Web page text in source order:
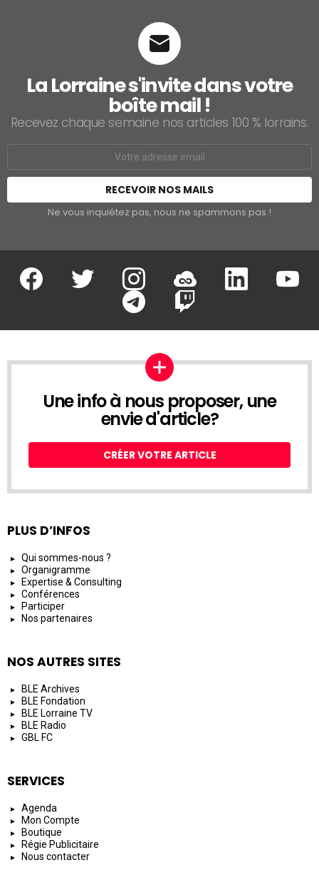
La Lorraine s'invite dans votre
boîte mail !
Recevez chaque semaine nos articles 100 % lorrains.
Email
Ne vous inquiétez pas, nous ne spammons pas !
Facebook Twitter Instagram Soundcloud Linkedin
Google Play App Store
Une info à nous proposer, une
envie d'article?
CRÉER VOTRE ARTICLE
PLUS D’INFOS
Qui sommes-nous ?
Organigramme
Expertise & Consulting
Conférences
Participer
Nos partenaires
NOS AUTRES SITES
BLE Archives
BLE Fondation
BLE Lorraine TV
BLE Radio
GBL FC
SERVICES
Agenda
Mon Compte
Boutique
Régie Publicitaire
Nous contacter